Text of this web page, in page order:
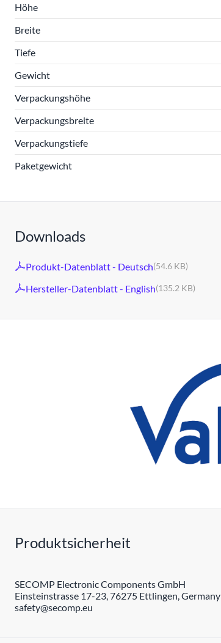
Höhe
Breite
Tiefe
Gewicht
Verpackungshöhe
Verpackungsbreite
Verpackungstiefe
Paketgewicht
Downloads
Produkt-Datenblatt - Deutsch(54.6 KB)
Hersteller-Datenblatt - English(135.2 KB)
Produktsicherheit
SECOMP Electronic Components GmbH
Einsteinstrasse 17-23, 76275 Ettlingen, Germany
safety@secomp.eu